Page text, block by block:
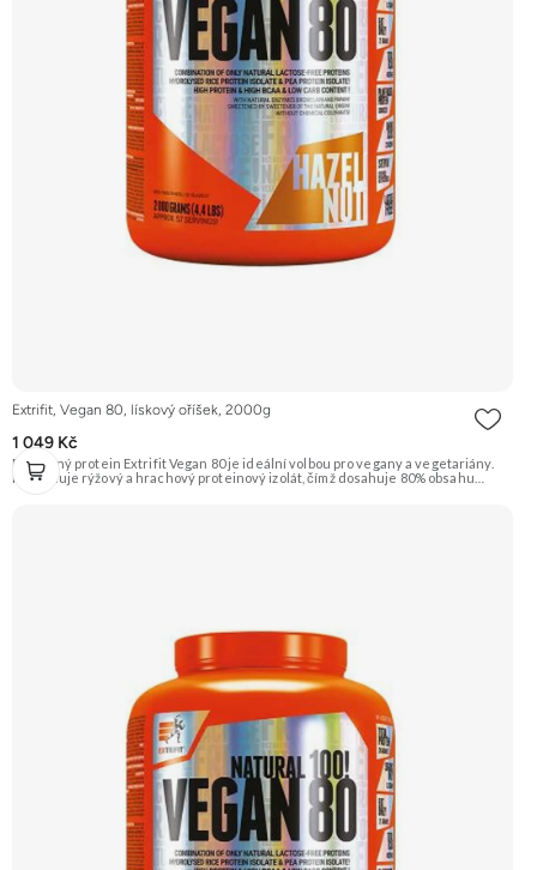
Extrifit, Vegan 80, lískový oříšek, 2000g
1 049 Kč
Rostlinný protein Extrifit Vegan 80 je ideální volbou pro vegany a vegetariány.
Kombinuje rýžový a hrachový proteinový izolát, čímž dosahuje 80% obsahu